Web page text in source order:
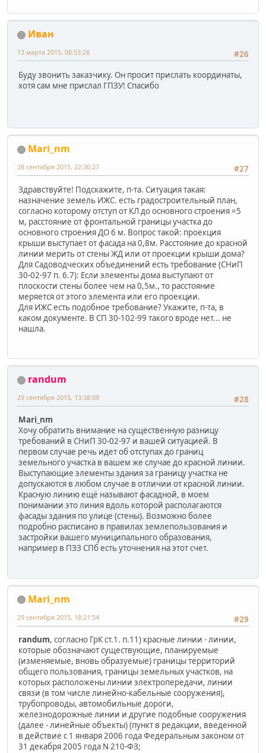
Иван
#26
13 марта 2015, 08:53:28
Буду звонить заказчику. Он просит прислать координаты,
хотя сам мне прислал ГПЗУ! Спасибо
Mari_nm
#27
28 сентября 2015, 22:30:27
Здравствуйте! Подскажите, п-та. Ситуация такая:
назначение земель ИЖС. есть градостроительный план,
согласно которому отступ от КЛ до основного строения =5
м, расстояние от фронтальной границы участка до
основного строения ДО 6 м. Вопрос такой: проекция
крыши выступает от фасада на 0,8м. Расстояние до красной
линии мерить от стены ЖД или от проекции крыши дома?
Для Садоводческих объединений есть требование (СНиП
30-02-97 п. 6.7): Если элементы дома выступают от
плоскости стены более чем на 0,5м., то расстояние
меряется от этого элемента или его проекции.
Для ИЖС есть подобное требование? Укажите, п-та, в
каком документе. В СП 30-102-99 такого вроде нет... не
нашла.
randum
#28
29 сентября 2015, 13:38:09
Mari_nm
Хочу обратить внимание на существенную разницу
требований в СНиП 30-02-97 и вашей ситуацией. В
первом случае речь идет об отступах до границ
земельного участка в вашем же случае до красной линии.
Выступающие элементы здания за границу участка не
допускаются в любом случае в отличии от красной линии.
Красную линию ещё называют фасадной, в моем
понимании это линия вдоль которой располагаются
фасады здания по улице (стены). Возможно более
подробно расписано в правилах землепользования и
застройки вашего муниципального образования,
например в ПЗЗ СПб есть уточнения на этот счет.
Mari_nm
#29
29 сентября 2015, 18:21:54
randum, согласно ГрК ст.1. п.11) красные линии - линии,
которые обозначают существующие, планируемые
(изменяемые, вновь образуемые) границы территорий
общего пользования, границы земельных участков, на
которых расположены линии электропередачи, линии
связи (в том числе линейно-кабельные сооружения),
трубопроводы, автомобильные дороги,
железнодорожные линии и другие подобные сооружения
(далее - линейные объекты) (пункт в редакции, введенной
в действие с 1 января 2006 года Федеральным законом от
31 декабря 2005 года N 210-ФЗ;